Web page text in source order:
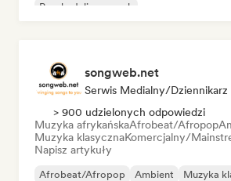
Psychedeliczny rock
songweb.net
Serwis Medialny/Dziennikarz
> 900 udzielonych odpowiedzi
Muzyka afrykańskaAfrobeat/Afropop
Muzyka klasycznaKomercjalny/
Napisz artykuły
Afrobeat/Afropop Ambient
Muzyka